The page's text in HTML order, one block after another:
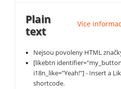
Více
Plain
text
Nejsou povoleny HTML
[likebtn
i18n_like="Yeah!"] - Insert a
shortcode.